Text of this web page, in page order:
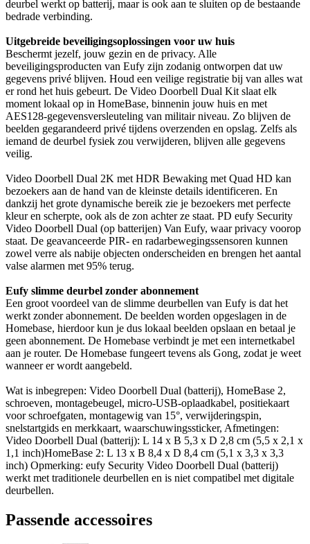
deurbel werkt op batterij, maar is ook aan te sluiten op de bestaande
bedrade verbinding.
Uitgebreide beveiligingsoplossingen voor uw huis
Beschermt jezelf, jouw gezin en de privacy. Alle
beveiligingsproducten van Eufy zijn zodanig ontworpen dat uw
gegevens privé blijven. Houd een veilige registratie bij van alles wat
er rond het huis gebeurt. De Video Doorbell Dual Kit slaat elk
moment lokaal op in HomeBase, binnenin jouw huis en met
AES128-gegevensversleuteling van militair niveau. Zo blijven de
beelden gegarandeerd privé tijdens overzenden en opslag. Zelfs als
iemand de deurbel fysiek zou verwijderen, blijven alle gegevens
veilig.
Video Doorbell Dual 2K met HDR Bewaking met Quad HD kan
bezoekers aan de hand van de kleinste details identificeren. En
dankzij het grote dynamische bereik zie je bezoekers met perfecte
kleur en scherpte, ook als de zon achter ze staat. PD eufy Security
Video Doorbell Dual (op batterijen) Van Eufy, waar privacy voorop
staat. De geavanceerde PIR- en radarbewegingssensoren kunnen
zowel verre als nabije objecten onderscheiden en brengen het aantal
valse alarmen met 95% terug.
Eufy slimme deurbel zonder abonnement
Een groot voordeel van de slimme deurbellen van Eufy is dat het
werkt zonder abonnement. De beelden worden opgeslagen in de
Homebase, hierdoor kun je dus lokaal beelden opslaan en betaal je
geen abonnement. De Homebase verbindt je met een internetkabel
aan je router. De Homebase fungeert tevens als Gong, zodat je weet
wanneer er wordt aangebeld.
Wat is inbegrepen: Video Doorbell Dual (batterij), HomeBase 2,
schroeven, montagebeugel, micro-USB-oplaadkabel, positiekaart
voor schroefgaten, montagewig van 15°, verwijderingspin,
snelstartgids en merkkaart, waarschuwingssticker, Afmetingen:
Video Doorbell Dual (batterij): L 14 x B 5,3 x D 2,8 cm (5,5 x 2,1 x
1,1 inch)HomeBase 2: L 13 x B 8,4 x D 8,4 cm (5,1 x 3,3 x 3,3
inch) Opmerking: eufy Security Video Doorbell Dual (batterij)
werkt met traditionele deurbellen en is niet compatibel met digitale
deurbellen.
Passende accessoires